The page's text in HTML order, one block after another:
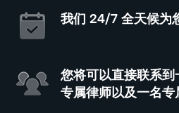
我们 24/7 全天候为
您将可以直接联系
专属律师以及一名专